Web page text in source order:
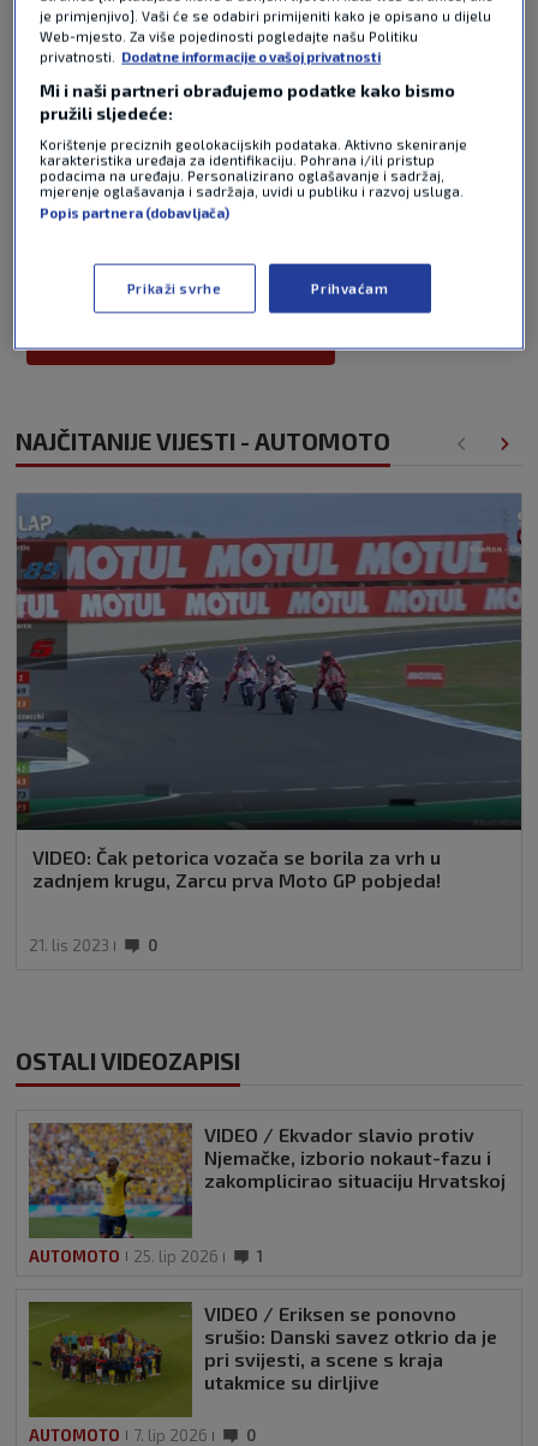
Pošalji odgovor
NAJČITANIJE VIJESTI - AUTOMOTO
VIDEO: Čak petorica vozača se borila za vrh u
zadnjem krugu, Zarcu prva Moto GP pobjeda!
21. lis 2023 0
OSTALI VIDEOZAPISI
VIDEO / Ekvador slavio protiv
Njemačke, izborio nokaut-fazu i
zakomplicirao situaciju Hrvatskoj
AUTOMOTO 25. lip 2026 1
VIDEO / Eriksen se ponovno
srušio: Danski savez otkrio da je
pri svijesti, a scene s kraja
utakmice su dirljive
AUTOMOTO 7. lip 2026 0
je primjenjivo]. Vaši će se odabiri primijeniti kako je opisano u dijelu
Web-mjesto. Za više pojedinosti pogledajte našu Politiku
privatnosti.
Dodatne informacije o vašoj privatnosti
Mi i naši partneri obrađujemo podatke kako bismo
pružili sljedeće:
Korištenje preciznih geolokacijskih podataka. Aktivno skeniranje
karakteristika uređaja za identifikaciju. Pohrana i/ili pristup
podacima na uređaju. Personalizirano oglašavanje i sadržaj,
mjerenje oglašavanja i sadržaja, uvidi u publiku i razvoj usluga.
Popis partnera (dobavljača)
Prikaži svrhe Prihvaćam